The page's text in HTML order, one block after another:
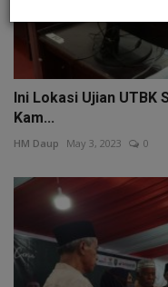
Ini Lokasi Ujian UTBK
Kam...
HM Daup May 3, 2023 0